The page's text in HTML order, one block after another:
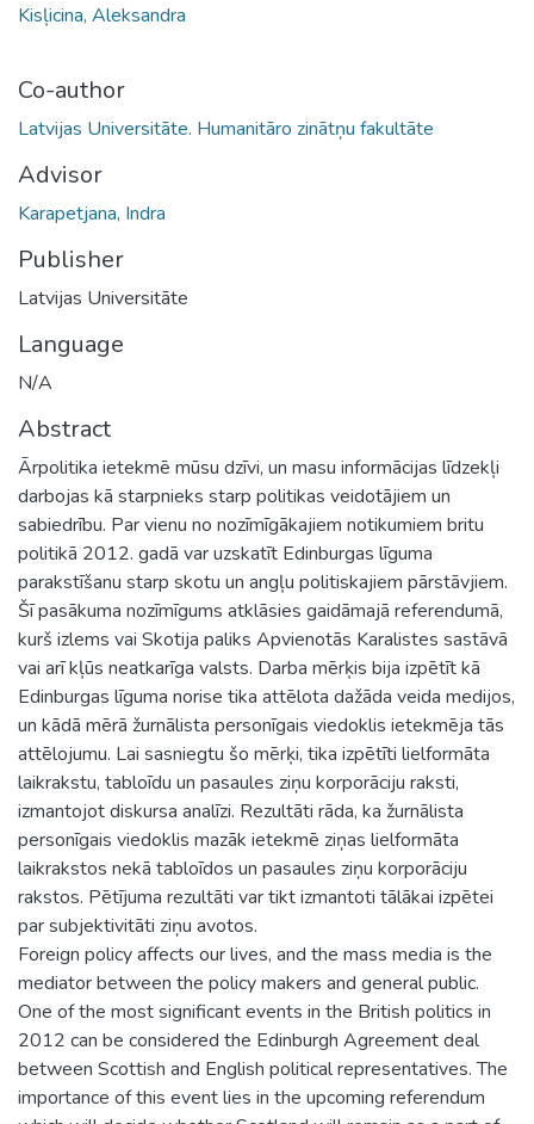
Kisļicina, Aleksandra
Co-author
Latvijas Universitāte. Humanitāro zinātņu fakultāte
Advisor
Karapetjana, Indra
Publisher
Latvijas Universitāte
Language
N/A
Abstract
Ārpolitika ietekmē mūsu dzīvi, un masu informācijas līdzekļi
darbojas kā starpnieks starp politikas veidotājiem un
sabiedrību. Par vienu no nozīmīgākajiem notikumiem britu
politikā 2012. gadā var uzskatīt Edinburgas līguma
parakstīšanu starp skotu un angļu politiskajiem pārstāvjiem.
Šī pasākuma nozīmīgums atklāsies gaidāmajā referendumā,
kurš izlems vai Skotija paliks Apvienotās Karalistes sastāvā
vai arī kļūs neatkarīga valsts. Darba mērķis bija izpētīt kā
Edinburgas līguma norise tika attēlota dažāda veida medijos,
un kādā mērā žurnālista personīgais viedoklis ietekmēja tās
attēlojumu. Lai sasniegtu šo mērķi, tika izpētīti lielformāta
laikrakstu, tabloīdu un pasaules ziņu korporāciju raksti,
izmantojot diskursa analīzi. Rezultāti rāda, ka žurnālista
personīgais viedoklis mazāk ietekmē ziņas lielformāta
laikrakstos nekā tabloīdos un pasaules ziņu korporāciju
rakstos. Pētījuma rezultāti var tikt izmantoti tālākai izpētei
par subjektivitāti ziņu avotos.
Foreign policy affects our lives, and the mass media is the
mediator between the policy makers and general public.
One of the most significant events in the British politics in
2012 can be considered the Edinburgh Agreement deal
between Scottish and English political representatives. The
importance of this event lies in the upcoming referendum